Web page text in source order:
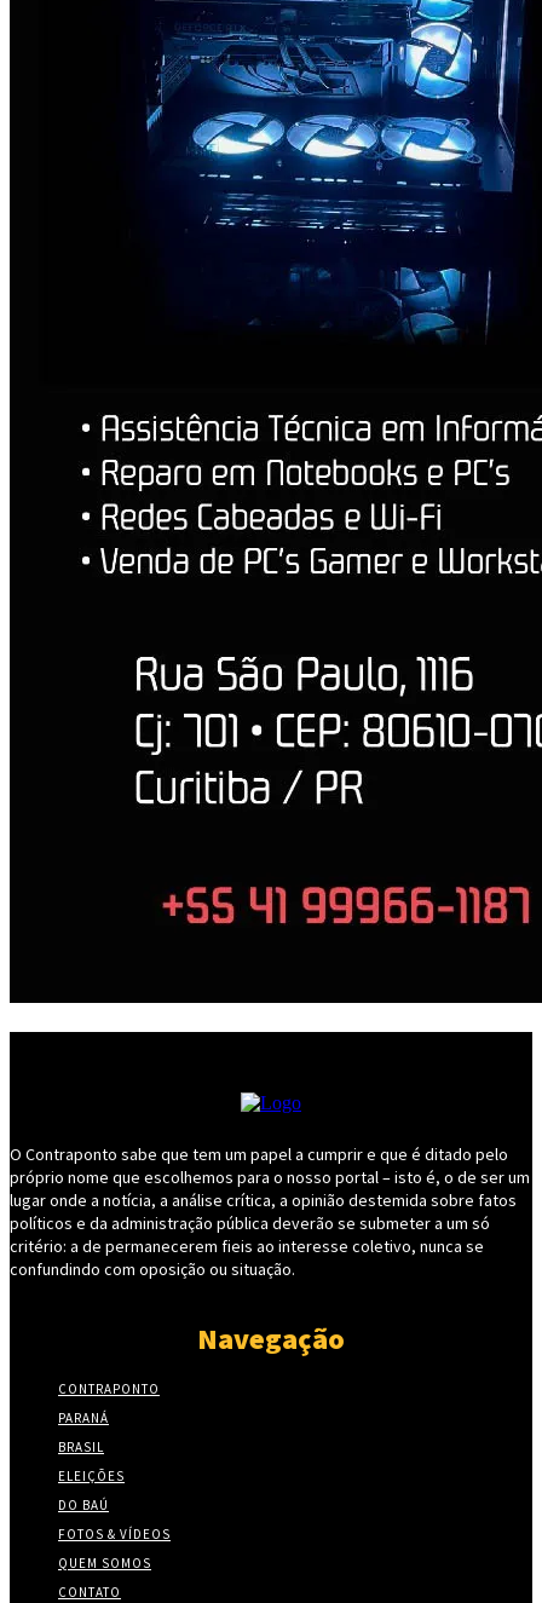
O Contraponto sabe que tem um papel a cumprir e que é ditado pelo
próprio nome que escolhemos para o nosso portal – isto é, o de ser um
lugar onde a notícia, a análise crítica, a opinião destemida sobre fatos
políticos e da administração pública deverão se submeter a um só
critério: a de permanecerem fieis ao interesse coletivo, nunca se
confundindo com oposição ou situação.
Navegação
CONTRAPONTO
PARANÁ
BRASIL
ELEIÇÕES
DO BAÚ
FOTOS & VÍDEOS
QUEM SOMOS
CONTATO